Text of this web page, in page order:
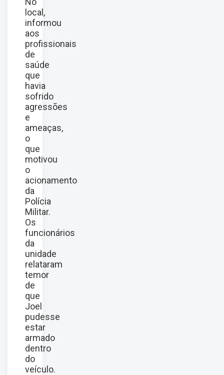
local,
informou
aos
profissionais
de
saúde
que
havia
sofrido
agressões
e
ameaças,
o
que
motivou
o
acionamento
da
Polícia
Militar.
Os
funcionários
da
unidade
relataram
temor
de
que
Joel
pudesse
estar
armado
dentro
do
veículo.